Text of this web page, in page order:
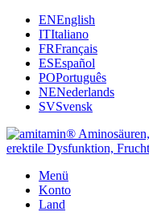
ENEnglish
ITItaliano
FRFrançais
ESEspañol
POPortuguês
NENederlands
SVSvensk
Menü
Konto
Land